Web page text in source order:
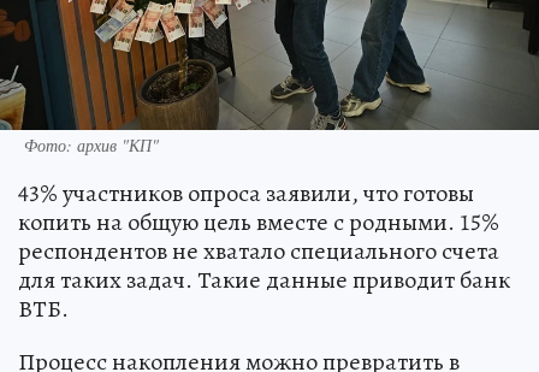
Фото: архив "КП"
43% участников опроса заявили, что готовы
копить на общую цель вместе с родными. 15%
респондентов не хватало специального счета
для таких задач. Такие данные приводит банк
ВТБ.
Процесс накопления можно превратить в